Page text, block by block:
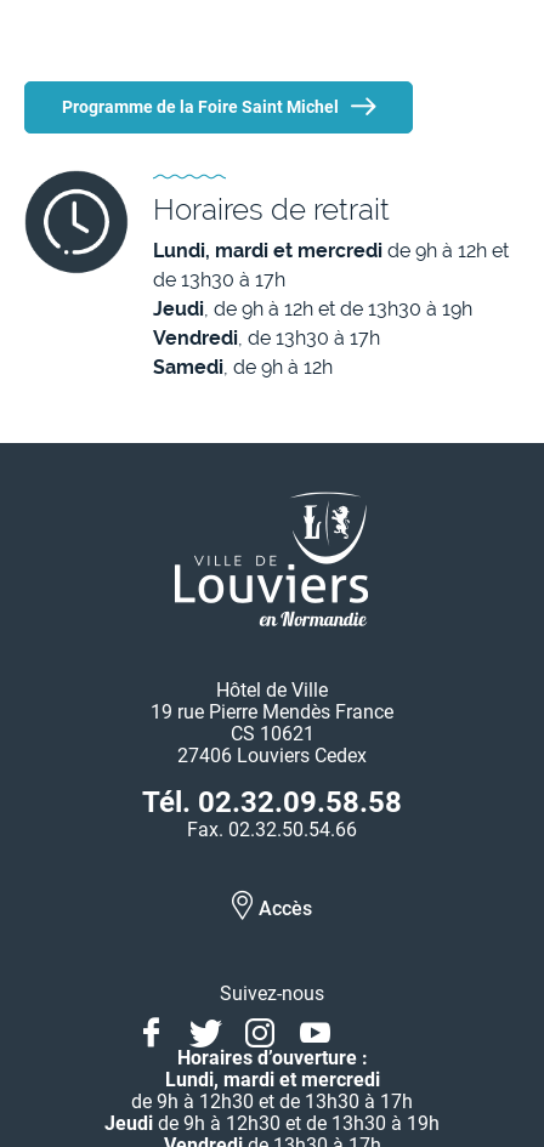
Programme de la Foire Saint Michel
Horaires de retrait
Lundi, mardi et mercredi de 9h à 12h et
de 13h30 à 17h
Jeudi, de 9h à 12h et de 13h30 à 19h
Vendredi, de 13h30 à 17h
Samedi, de 9h à 12h
Hôtel de Ville
19 rue Pierre Mendès France
CS 10621
27406 Louviers Cedex
Tél. 02.32.09.58.58
Fax. 02.32.50.54.66
Accès
Suivez-nous
FacebookTwitterInstagramYoutube
Horaires d’ouverture :
Lundi, mardi et mercredi
de 9h à 12h30 et de 13h30 à 17h
Jeudi de 9h à 12h30 et de 13h30 à 19h